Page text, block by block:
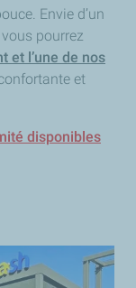
Envie d’un
vous pourrez
et l’une de nos
et
disponibles